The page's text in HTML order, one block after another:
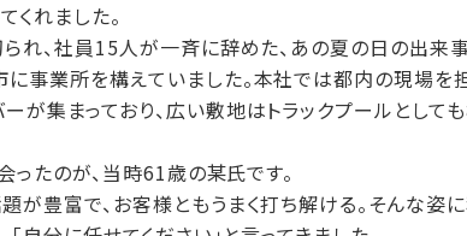
くれました。
れ、社員15人が一斉に辞めた、あの夏の日の出来事
事業所を構えていました。本社では都内の現場を
集まっており、広い敷地はトラックプールとして
たのが、当時61歳の某氏です。
が豊富で、お客様ともうまく打ち解ける。そんな姿